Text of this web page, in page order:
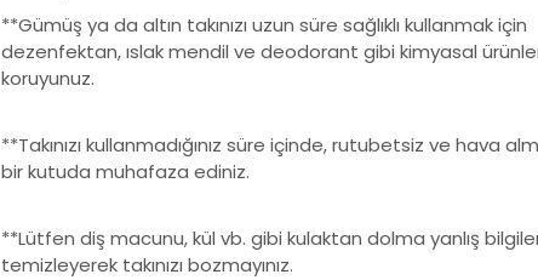
**Gümüş ya da altın takınızı uzun süre sağlıklı kullanmak için
dezenfektan, ıslak mendil ve deodorant gibi kimyasal
koruyunuz.
**Takınızı kullanmadığınız süre içinde, rutubetsiz ve hava
bir kutuda muhafaza ediniz.
**Lütfen diş macunu, kül vb. gibi kulaktan dolma yanlış
temizleyerek takınızı bozmayınız.